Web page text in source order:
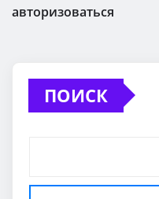
авторизоваться
ПОИСК